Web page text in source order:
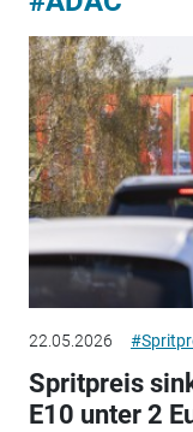
22.05.2026
Spritpreis
E10 unter 2